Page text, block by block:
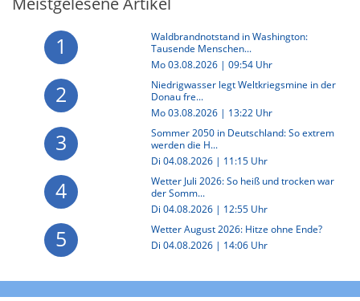
1
Waldbrandnotstand in Washington:
Tausende Menschen...
Mo 03.08.2026 | 09:54 Uhr
2
Niedrigwasser legt Weltkriegsmine in der
Donau fre...
Mo 03.08.2026 | 13:22 Uhr
3
Sommer 2050 in Deutschland: So extrem
werden die H...
Di 04.08.2026 | 11:15 Uhr
4
Wetter Juli 2026: So heiß und trocken war
der Somm...
Di 04.08.2026 | 12:55 Uhr
5
Wetter August 2026: Hitze ohne Ende?
Di 04.08.2026 | 14:06 Uhr